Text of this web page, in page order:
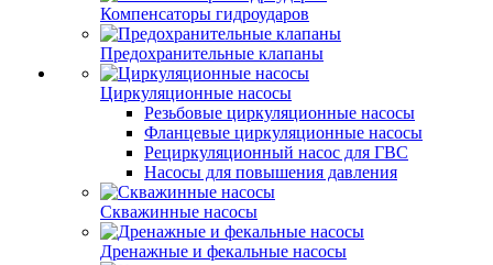
Компенсаторы гидроударов
Предохранительные клапаны
Циркуляционные насосы
Резьбовые циркуляционные насосы
Фланцевые циркуляционные насосы
Рециркуляционный насос для ГВС
Насосы для повышения давления
Скважинные насосы
Дренажные и фекальные насосы